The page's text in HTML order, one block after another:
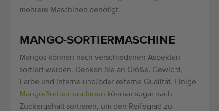
mehrere Maschinen benötigt.
MANGO-SORTIERMASCHINE
Mangos können nach verschiedenen Aspekten
sortiert werden. Denken Sie an Größe, Gewicht,
Farbe und interne und/oder externe Qualität. Einige
Mango-Sortiermaschinen können sogar nach
Zuckergehalt sortieren, um den Reifegrad zu